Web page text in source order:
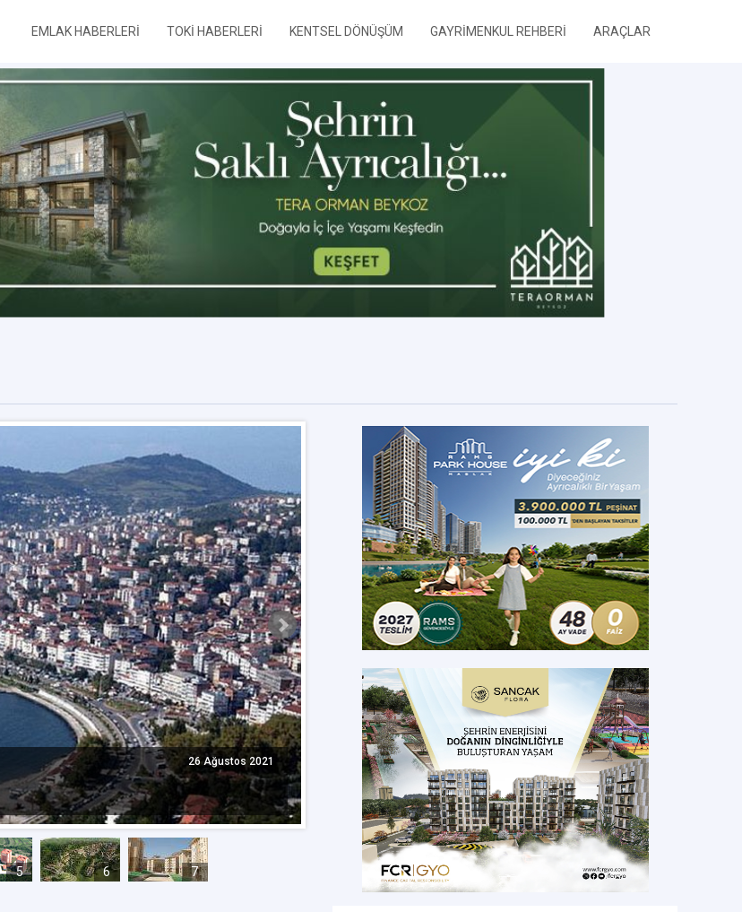
EMLAK HABERLERİ TOKİ HABERLERİ KENTSEL DÖNÜŞÜM GAYRİMENKUL REHBERİ ARAÇLAR
26 Ağustos 2021
TOKİ Zonguldak Terakki’de konut yapacak
TOKİ Zonguldak Terakki Mahallesi’nde toplam 110 konutluk proje ile
çıkardı.
5 6 7